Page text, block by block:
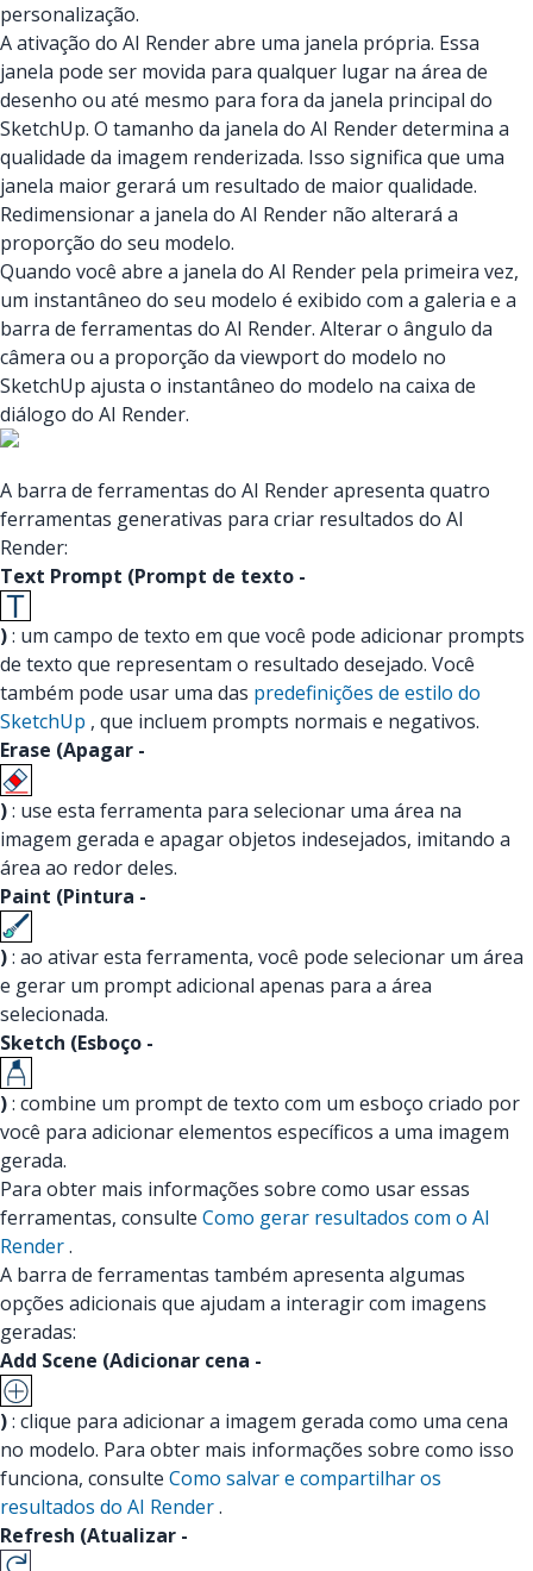
personalização.
A ativação do AI Render abre uma janela própria. Essa
janela pode ser movida para qualquer lugar na área de
desenho ou até mesmo para fora da janela principal do
SketchUp. O tamanho da janela do AI Render determina a
qualidade da imagem renderizada. Isso significa que uma
janela maior gerará um resultado de maior qualidade.
Redimensionar a janela do AI Render não alterará a
proporção do seu modelo.
Quando você abre a janela do AI Render pela primeira vez,
um instantâneo do seu modelo é exibido com a galeria e a
barra de ferramentas do AI Render. Alterar o ângulo da
câmera ou a proporção da viewport do modelo no
SketchUp ajusta o instantâneo do modelo na caixa de
diálogo do AI Render.
A barra de ferramentas do AI Render apresenta quatro
ferramentas generativas para criar resultados do AI
Render:
Text Prompt (Prompt de texto -
): um campo de texto em que você pode adicionar prompts
de texto que representam o resultado desejado. Você
também pode usar uma das predefinições de estilo do
SketchUp , que incluem prompts normais e negativos.
Erase (Apagar -
): use esta ferramenta para selecionar uma área na
imagem gerada e apagar objetos indesejados, imitando a
área ao redor deles.
Paint (Pintura -
): ao ativar esta ferramenta, você pode selecionar um área
e gerar um prompt adicional apenas para a área
selecionada.
Sketch (Esboço -
): combine um prompt de texto com um esboço criado por
você para adicionar elementos específicos a uma imagem
gerada.
Para obter mais informações sobre como usar essas
ferramentas, consulte Como gerar resultados com o AI
Render.
A barra de ferramentas também apresenta algumas
opções adicionais que ajudam a interagir com imagens
geradas:
Add Scene (Adicionar cena -
): clique para adicionar a imagem gerada como uma cena
no modelo. Para obter mais informações sobre como isso
funciona, consulte Como salvar e compartilhar os
resultados do AI Render.
Refresh (Atualizar -